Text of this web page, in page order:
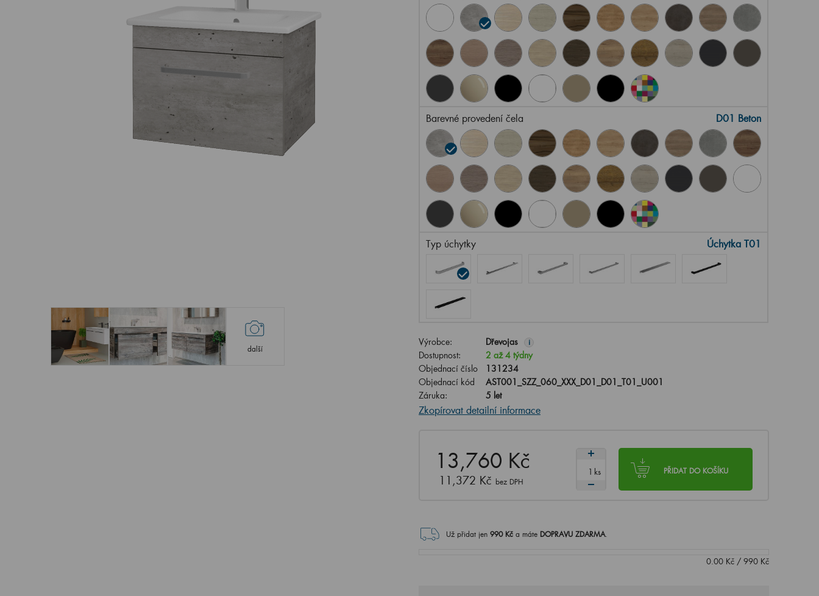
další
Barevné provedení čela D01 Beton
Typ úchytky Úchytka T01
Výrobce: Dřevojas i
Dostupnost:
2 až 4 týdny
Objednací číslo
131234
Objednací kód
AST001_SZZ_060_XXX_D01_D01_T01_U001
Záruka:
5 let
Zkopírovat detailní informace
13,760 Kč
11,372 Kč bez DPH
PŘIDAT DO KOŠÍKU
ks
Už přidat jen 990Kč a máte DOPRAVU ZDARMA.
0.00Kč/ 990Kč